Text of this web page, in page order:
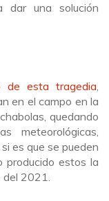
dar una solución
de esta tragedia,
en el campo en la
quedando
meteorológicas,
es que se pueden
producido estos la
del 2021.